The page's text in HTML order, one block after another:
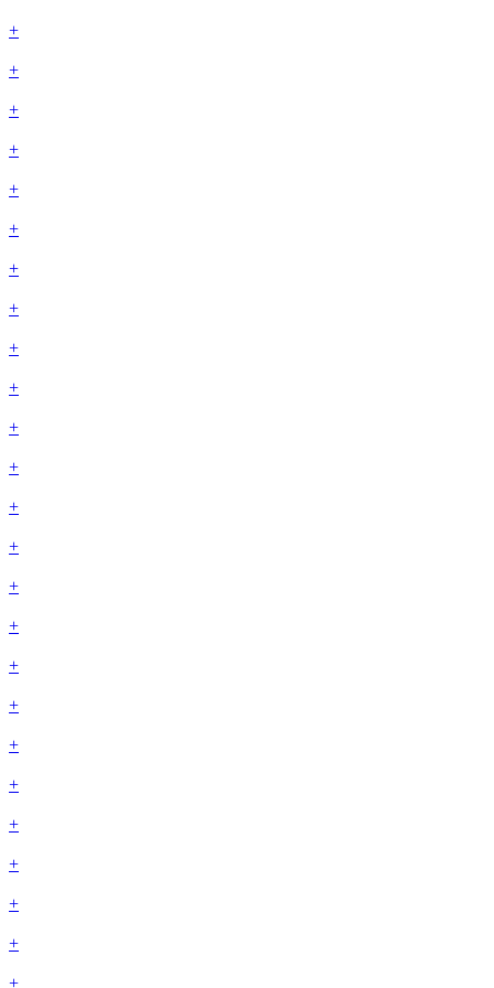
+
+
+
+
+
+
+
+
+
+
+
+
+
+
+
+
+
+
+
+
+
+
+
+
+